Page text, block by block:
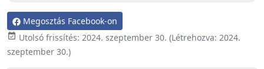
Megosztás Facebook-on
event_available Utolsó frissítés: 2024. szeptember 30. (Létrehozva: 2024.
szeptember 30.)